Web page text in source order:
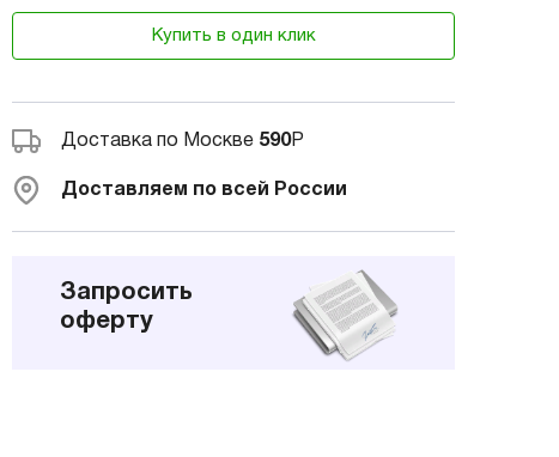
Купить в один клик
Доставка по Москве 590Р
Доставляем по всей России
Запросить
оферту